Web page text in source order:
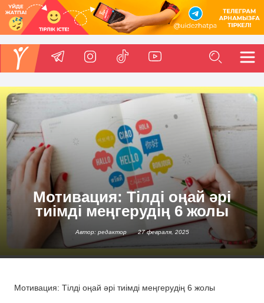
Мотивация: Тілді оңай әрі
тиімді меңгерудің 6 жолы
Автор: редактор 27 февраля, 2025
Мотивация: Тілді оңай әрі тиімді меңгерудің 6 жолы